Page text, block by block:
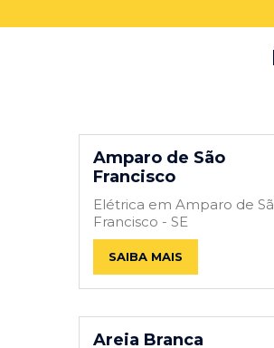
Amparo de São
Francisco
Elétrica em Amparo de
Francisco - SE
SAIBA MAIS
Areia Branca